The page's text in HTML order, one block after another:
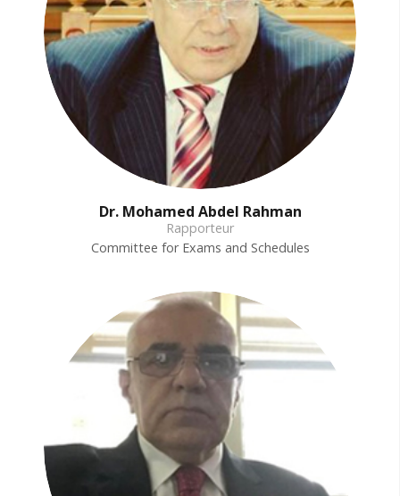
Dr. Mohamed Abdel Rahman
Rapporteur
Committee for Exams and Schedules